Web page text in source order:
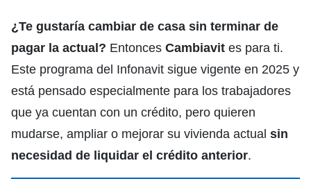
¿Te gustaría cambiar de casa sin terminar de
pagar la actual? Entonces Cambiavit es para ti.
Este programa del Infonavit sigue vigente en 2025 y
está pensado especialmente para los trabajadores
que ya cuentan con un crédito, pero quieren
mudarse, ampliar o mejorar su vivienda actual sin
necesidad de liquidar el crédito anterior.